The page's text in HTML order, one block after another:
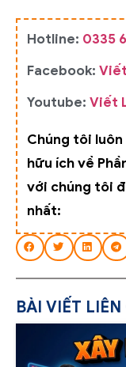
Hotline: 0335
Facebook:
Youtube: Viết
Chúng tôi
hữu ích về
với chúng tôi
nhất:
BÀI VIẾT LIÊN